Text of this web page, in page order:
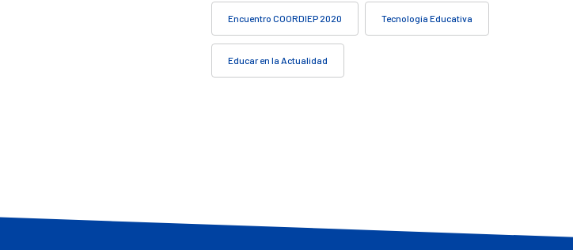
Encuentro COORDIEP 2020 Tecnología Educativa
Educar en la Actualidad